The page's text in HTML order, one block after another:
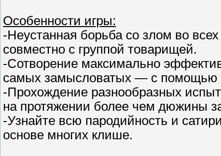
Особенности игры:
-Неустанная борьба со злом во
совместно с группой товарищей.
-Сотворение максимально
самых замысловатых — с помощью
-Прохождение разнообразных
на протяжении более чем дюжины
-Узнайте всю пародийность и
основе многих клише.